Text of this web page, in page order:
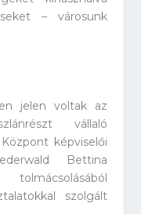
– városunk
jelen voltak az
vállaló
képviselői
Bettina
szolgált